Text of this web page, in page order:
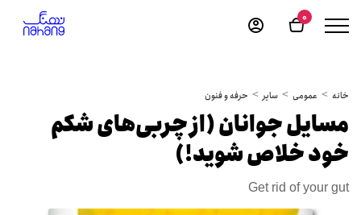
0
خانه عمومی سایر حرفه و فنون
مسایل جوانان (از چربی‌های شکم
خود خلاص شوید!)
Get rid of your gut